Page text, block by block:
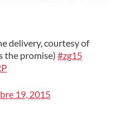
delivery, courtesy of
the promise) #zg15
19, 2015